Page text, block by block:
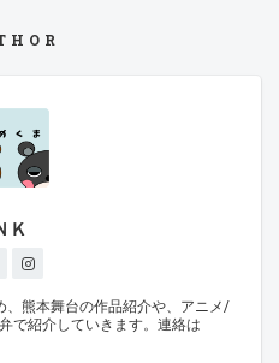
Ｋ
、熊本舞台の作品紹介や、アニメ/
で紹介していきます。連絡は